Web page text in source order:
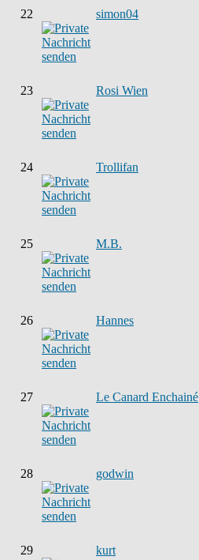
22 simon04
23 Rosi Wien
24 Trollifan
25 M.B.
26 Hannes
27 Le Canard Enchainé
28 godwin
29 kurt